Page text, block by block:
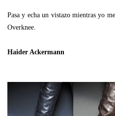
Pasa y echa un vistazo mientras yo
Overknee.
Haider Ackermann